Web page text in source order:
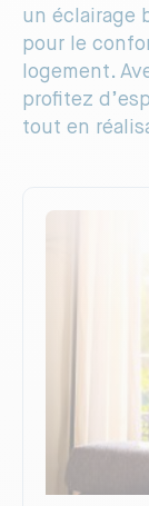
un éclairage
pour le
logement.
profitez
tout en